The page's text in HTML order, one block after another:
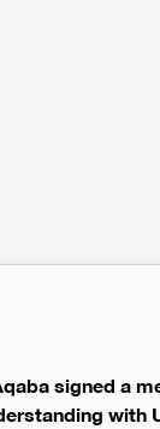
signed a
with